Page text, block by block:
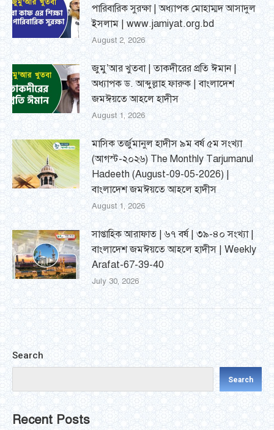
পারিবারিক সুরক্ষা | অধ্যাপক মোহাম্মদ আসাদুল
ইসলাম | www.jamiyat.org.bd
August 2, 2026
জুমু’আর খুতবা | তাকদীরের প্রতি ঈমান |
অধ্যাপক ড. আব্দুল্লাহ ফারুক | বাংলাদেশ
জমঈয়তে আহলে হাদীস
August 1, 2026
মাসিক তর্জুমানুল হাদীস ৯ম বর্ষ ৫ম সংখ্যা
(আগস্ট-২০২৬) The Monthly Tarjumanul
Hadeeth (August-09-05-2026) |
বাংলাদেশ জমঈয়তে আহলে হাদীস
August 1, 2026
সাপ্তাহিক আরাফাত | ৬৭ বর্ষ | ৩৯-৪০ সংখ্যা |
বাংলাদেশ জমঈয়তে আহলে হাদীস | Weekly
Arafat-67-39-40
July 30, 2026
Search
Search
Recent Posts